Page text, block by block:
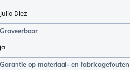
Julio Diez
Graveerbaar
ja
Garantie op materiaal- en fabricagefouten